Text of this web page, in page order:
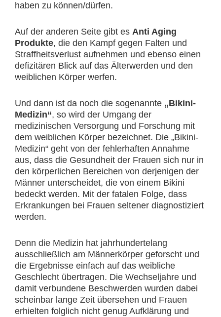
haben zu können/dürfen.
Auf der anderen Seite gibt es Anti Aging
Produkte, die den Kampf gegen Falten und
Straffheitsverlust aufnehmen und ebenso einen
defizitären Blick auf das Älterwerden und den
weiblichen Körper werfen.
Und dann ist da noch die sogenannte „Bikini-
Medizin“, so wird der Umgang der
medizinischen Versorgung und Forschung mit
dem weiblichen Körper bezeichnet. Die „Bikini-
Medizin“ geht von der fehlerhaften Annahme
aus, dass die Gesundheit der Frauen sich nur in
den körperlichen Bereichen von derjenigen der
Männer unterscheidet, die von einem Bikini
bedeckt werden. Mit der fatalen Folge, dass
Erkrankungen bei Frauen seltener diagnostiziert
werden.
Denn die Medizin hat jahrhundertelang
ausschließlich am Männerkörper geforscht und
die Ergebnisse einfach auf das weibliche
Geschlecht übertragen. Die Wechseljahre und
damit verbundene Beschwerden wurden dabei
scheinbar lange Zeit übersehen und Frauen
erhielten folglich nicht genug Aufklärung und